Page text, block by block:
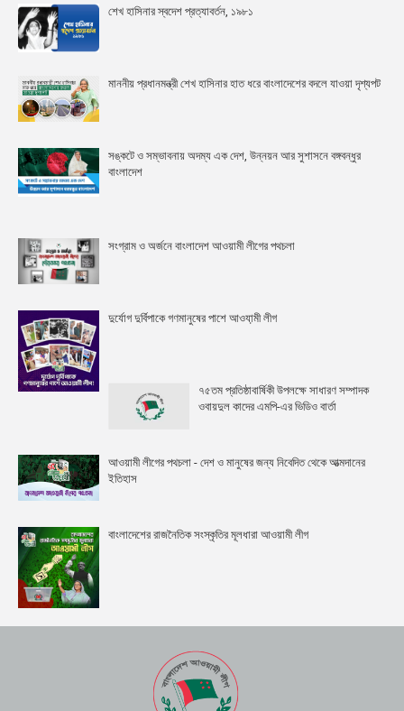
শেখ হাসিনার স্বদেশ প্রত্যাবর্তন, ১৯৮১
মাননীয় প্রধানমন্ত্রী শেখ হাসিনার হাত ধরে বাংলাদেশের বদলে যাওয়া দৃশ্যপট
সঙ্কটে ও সম্ভাবনায় অদম্য এক দেশ, উন্নয়ন আর সুশাসনে বঙ্গবন্ধুর
বাংলাদেশ
সংগ্রাম ও অর্জনে বাংলাদেশ আওয়ামী লীগের পথচলা
দুর্যোগ দুর্বিপাকে গণমানুষের পাশে আওযা়মী লীগ
৭৫তম প্রতিষ্ঠাবার্ষিকী উপলক্ষে সাধারণ সম্পাদক
ওবায়দুল কাদের এমপি-এর ভিডিও বার্তা
আওয়ামী লীগের পথচলা - দেশ ও মানুষের জন্য নিবেদিত থেকে আত্মদানের
ইতিহাস
বাংলাদেশের রাজনৈতিক সংস্কৃতির মূলধারা আওয়ামী লীগ